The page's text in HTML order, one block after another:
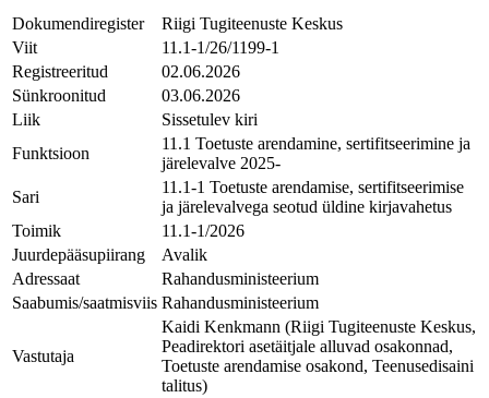
Dokumendiregister
Riigi Tugiteenuste Keskus
Viit
11.1-1/26/1199-1
Registreeritud
02.06.2026
Sünkroonitud
03.06.2026
Liik
Sissetulev kiri
Funktsioon
11.1 Toetuste arendamine, sertifitseerimine ja
järelevalve 2025-
Sari
11.1-1 Toetuste arendamise, sertifitseerimise
ja järelevalvega seotud üldine kirjavahetus
Toimik
11.1-1/2026
Juurdepääsupiirang
Avalik
Adressaat
Rahandusministeerium
Saabumis/saatmisviis Rahandusministeerium
Vastutaja
Kaidi Kenkmann (Riigi Tugiteenuste Keskus,
Peadirektori asetäitjale alluvad osakonnad,
Toetuste arendamise osakond, Teenusedisaini
talitus)